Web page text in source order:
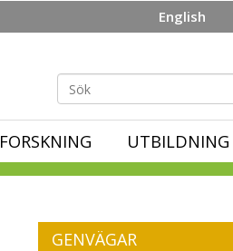
English
Sökformulär
FORSKNING UTBILDNING
GENVÄGAR